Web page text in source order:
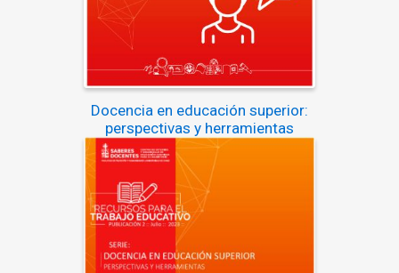
Docencia en educación superior:
perspectivas y herramientas